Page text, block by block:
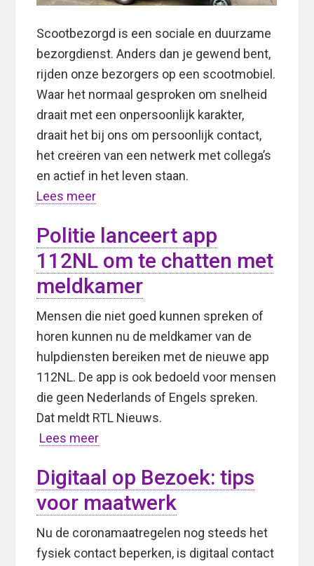
Scootbezorgd is een sociale en duurzame
bezorgdienst. Anders dan je gewend bent,
rijden onze bezorgers op een scootmobiel.
Waar het normaal gesproken om snelheid
draait met een onpersoonlijk karakter,
draait het bij ons om persoonlijk contact,
het creëren van een netwerk met collega’s
en actief in het leven staan.
Lees meer
Politie lanceert app
112NL om te chatten met
meldkamer
Mensen die niet goed kunnen spreken of
horen kunnen nu de meldkamer van de
hulpdiensten bereiken met de nieuwe app
112NL. De app is ook bedoeld voor mensen
die geen Nederlands of Engels spreken.
Dat meldt RTL Nieuws.
Lees meer
Digitaal op Bezoek: tips
voor maatwerk
Nu de coronamaatregelen nog steeds het
fysiek contact beperken, is digitaal contact